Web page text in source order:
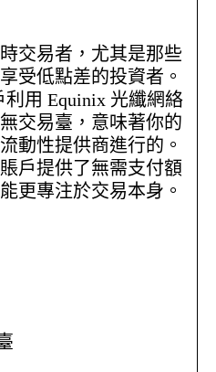
交易者，尤其是那些
受低點差的投資者。
利用 Equinix 光纖網絡
交易臺，意味著你的
動性提供商進行的。
戶提供了無需支付額
更專注於交易本身。